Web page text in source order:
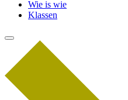
Wie is wie
Klassen